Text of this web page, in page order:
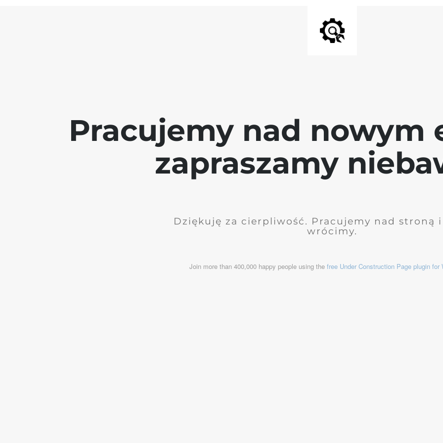
Pracujemy nad nowym
zapraszamy
Dziękuję za cierpliwość. Pracujemy nad stroną
wrócimy.
Join more than 400,000 happy people using the free Under Construction Page plugin for